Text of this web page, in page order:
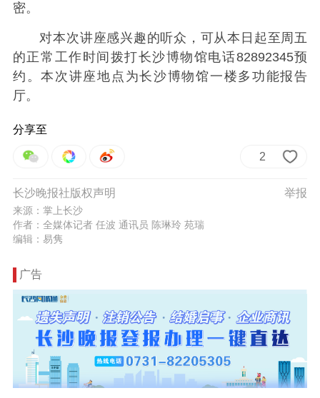
密。
对本次讲座感兴趣的听众，可从本日起至周五
的正常工作时间拨打长沙博物馆电话82892345预
约。本次讲座地点为长沙博物馆一楼多功能报告
厅。
分享至
2
举报
长沙晚报社版权声明
来源：掌上长沙
作者：全媒体记者 任波 通讯员 陈琳玲 苑瑞
编辑：易隽
广告